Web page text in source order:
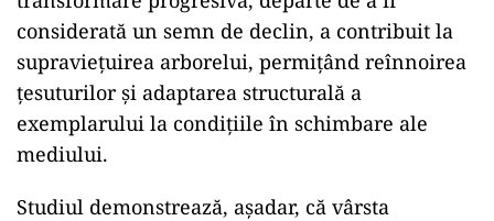
considerată un semn de declin, a contribuit la
supraviețuirea arborelui, permițând reînnoirea
țesuturilor și adaptarea structurală a
exemplarului la condițiile în schimbare ale
mediului.
Studiul demonstrează, așadar, că vârsta